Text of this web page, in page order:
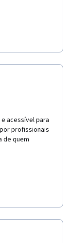
acessível para
profissionais
de quem
pelos
Na
mesmo não